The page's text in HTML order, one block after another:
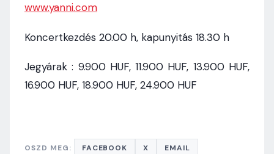
www.yanni.com
Koncertkezdés 20.00 h, kapunyitás 18.30 h
Jegyárak : 9.900 HUF, 11.900 HUF, 13.900 HUF,
16.900 HUF, 18.900 HUF, 24.900 HUF
OSZD MEG: FACEBOOK X EMAIL